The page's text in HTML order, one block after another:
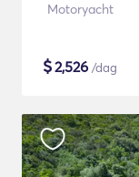
Motoryacht
$2,526 /dag